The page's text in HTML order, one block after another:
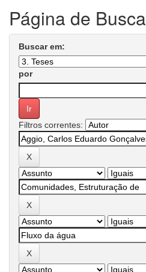
Página de Busca
Buscar em:
por
Filtros correntes: